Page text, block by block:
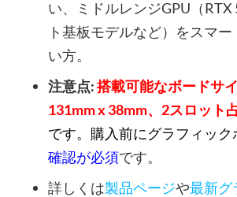
い、ミドルレンジGPU（RTX
ト基板モデルなど）をスマ
い方。
注意点:搭載可能なボードサ
131mm x 38mm、2スロット
です。 購入前にグラフィック
確認が必須です。
詳しくは製品ページや最新グ